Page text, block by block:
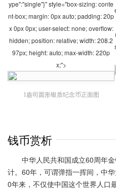
ype":"single"}" style="box-sizing: conte
nt-box; margin: 0px auto; padding: 20p
x 0px 0px; user-select: none; overflow:
hidden; position: relative; width: 208.2
97px; height: auto; max-width: 220p
x;">
1盎司圆形银质纪念币正面图
钱币赏析
中华人民共和国成立60周年
计。60年，可谓弹指一挥间，中
0年来，不仅使中国这个世界人口